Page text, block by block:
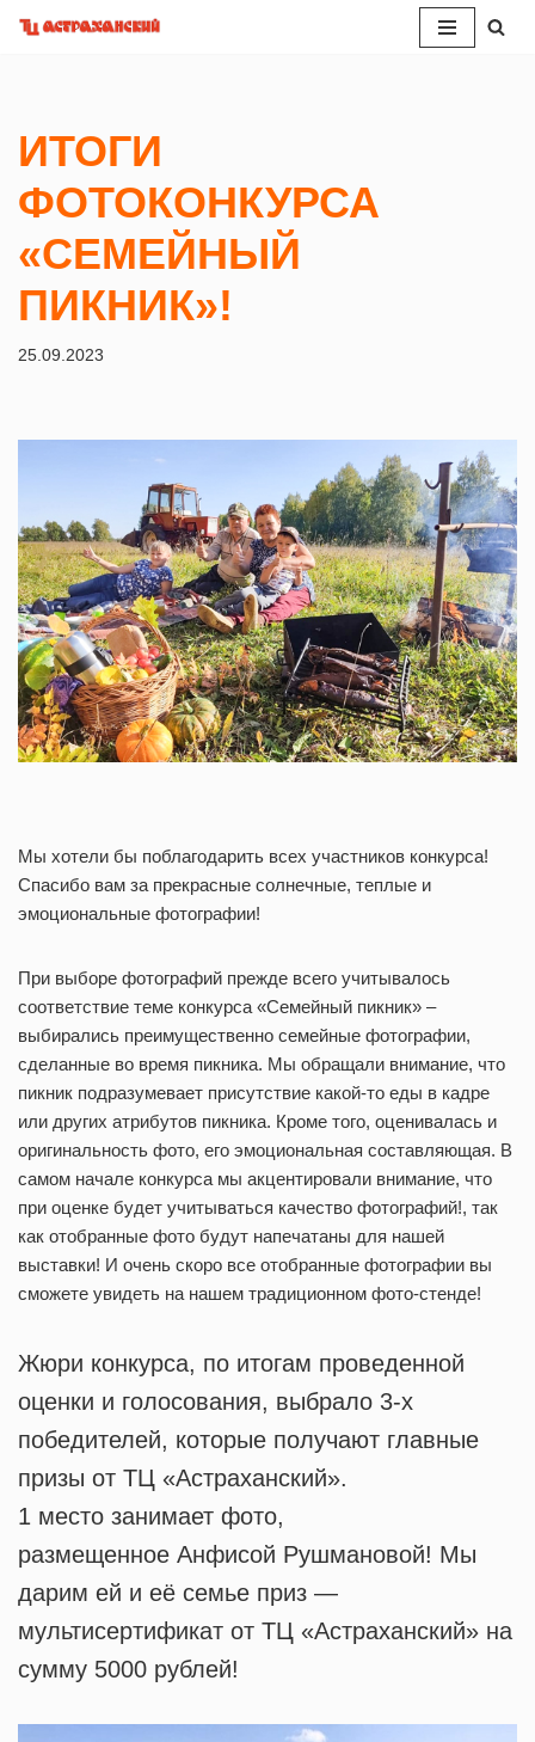
ИТОГИ
ФОТОКОНКУРСА
«СЕМЕЙНЫЙ
ПИКНИК»!
25.09.2023
Мы хотели бы поблагодарить всех участников конкурса!
Спасибо вам за прекрасные солнечные, теплые и
эмоциональные фотографии!
При выборе фотографий прежде всего учитывалось
соответствие теме конкурса «Семейный пикник» –
выбирались преимущественно семейные фотографии,
сделанные во время пикника. Мы обращали внимание, что
пикник подразумевает присутствие какой-то еды в кадре
или других атрибутов пикника. Кроме того, оценивалась и
оригинальность фото, его эмоциональная составляющая. В
самом начале конкурса мы акцентировали внимание, что
при оценке будет учитываться качество фотографий!, так
как отобранные фото будут напечатаны для нашей
выставки! И очень скоро все отобранные фотографии вы
сможете увидеть на нашем традиционном фото-стенде!
Жюри конкурса, по итогам проведенной
оценки и голосования, выбрало 3-х
победителей, которые получают главные
призы от ТЦ «Астраханский».
1 место занимает фото,
размещенное Анфисой Рушмановой! Мы
дарим ей и её семье приз —
мультисертификат от ТЦ «Астраханский» на
сумму 5000 рублей!